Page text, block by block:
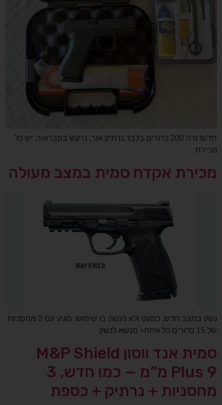
חדש! ורה 200 כדורים בלבד,נרתיק אור, נרקש בפברואר, יש כל
הניירת
מכירת אקדח סמית במצב מעולה
נשק במצב חדש, כמעט ולא נעשה בו שימוש. מגיע עם 2 מחסניות
של 15 כדורים כל אחת+ מנשא לנשק
סמית אנד ווסון M&P Shield
Plus 9 מ”מ — כמו חדש, 3
מחסניות + נרתיק + כספת